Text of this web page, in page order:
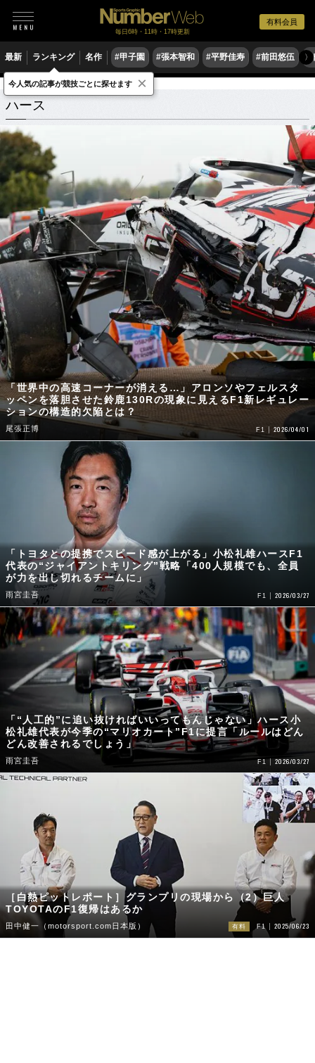
有料会員
毎日6時・11時・17時更新
最新 ランキング 名作 #甲子園 #張本智和 #平野佳寿 #前田悠伍 #
〉
ハース 関連記事
ハース
「世界中の高速コーナーが消える…」アロンソやフェルスタ
ッペンを落胆させた鈴鹿130Rの現象に見えるF1新レギュレー
ションの構造的欠陥とは？
尾張正博 F1 2026/04/01
「トヨタとの提携でスピード感が上がる」小松礼雄ハースF1
代表の“ジャイアントキリング”戦略「400人規模でも、全員
が力を出し切れるチームに」
雨宮圭吾 F1 2026/03/27
「“人工的”に追い抜ければいいってもんじゃない」ハース小
松礼雄代表が今季の“マリオカート”F1に提言「ルールはどん
どん改善されるでしょう」
雨宮圭吾 F1 2026/03/27
［白熱ピットレポート］グランプリの現場から（2）巨人
TOYOTAのF1復帰はあるか
田中健一（motorsport.com日本版） 有料 F1 2025/06/23
今人気の記事が競技ごとに探せます ×